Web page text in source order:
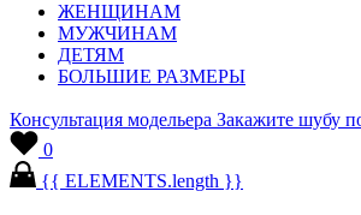
ЖЕНЩИНАМ
МУЖЧИНАМ
ДЕТЯМ
БОЛЬШИЕ РАЗМЕРЫ
Консультация модельера Закажите шубу
0
{{ ELEMENTS.length }}